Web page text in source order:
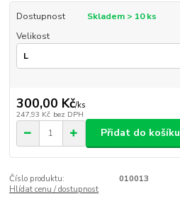
Dostupnost
Skladem > 10 ks
Velikost
300,00 Kč/ks
247,93 Kč bez DPH
Přidat do košíku
Číslo produktu:
010013
Hlídat cenu / dostupnost